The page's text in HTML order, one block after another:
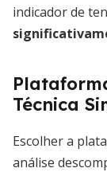
indicador de
Técnica
Escolher a
análise